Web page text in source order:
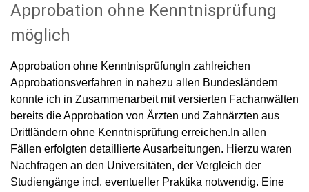
Approbation ohne Kenntnisprüfung
möglich
Approbation ohne KenntnisprüfungIn zahlreichen
Approbationsverfahren in nahezu allen Bundesländern
konnte ich in Zusammenarbeit mit versierten Fachanwälten
bereits die Approbation von Ärzten und Zahnärzten aus
Drittländern ohne Kenntnisprüfung erreichen.In allen
Fällen erfolgten detaillierte Ausarbeitungen. Hierzu waren
Nachfragen an den Universitäten, der Vergleich der
Studiengänge incl. eventueller Praktika notwendig. Eine